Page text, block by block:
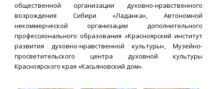
общественной организации духовно-нравственного
возрождения Сибири «Ладанка», Автономной
некоммерческой организации дополнительного
профессионального образования «Красноярский институт
развития духовно-нравственной культуры», Музейно-
просветительского центра духовной культуры
Красноярского края «Касьяновский дом».